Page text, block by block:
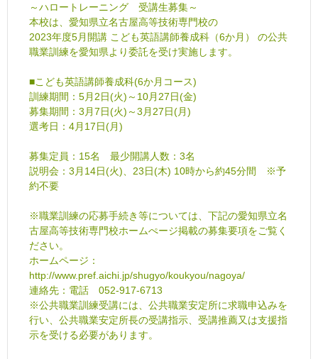
～ハロートレーニング 受講生募集～
本校は、愛知県立名古屋高等技術専門校の
2023年度5月開講 こども英語講師養成科（6か月） の公共
職業訓練を愛知県より委託を受け実施します。
■こども英語講師養成科(6か月コース)
訓練期間：5月2日(火)～10月27日(金)
募集期間：3月7日(火)～3月27日(月)
選考日：4月17日(月)
募集定員：15名 最少開講人数：3名
説明会：3月14日(火)、23日(木) 10時から約45分間 ※予
約不要
※職業訓練の応募手続き等については、下記の愛知県立名
古屋高等技術専門校ホームぺージ掲載の募集要項をご覧く
ださい。
ホームページ：
http://www.pref.aichi.jp/shugyo/koukyou/nagoya/
連絡先：電話 052-917-6713
※公共職業訓練受講には、公共職業安定所に求職申込みを
行い、公共職業安定所長の受講指示、受講推薦又は支援指
示を受ける必要があります。